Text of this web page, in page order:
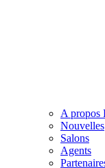
A propos
Nouvelles
Salons
Agents